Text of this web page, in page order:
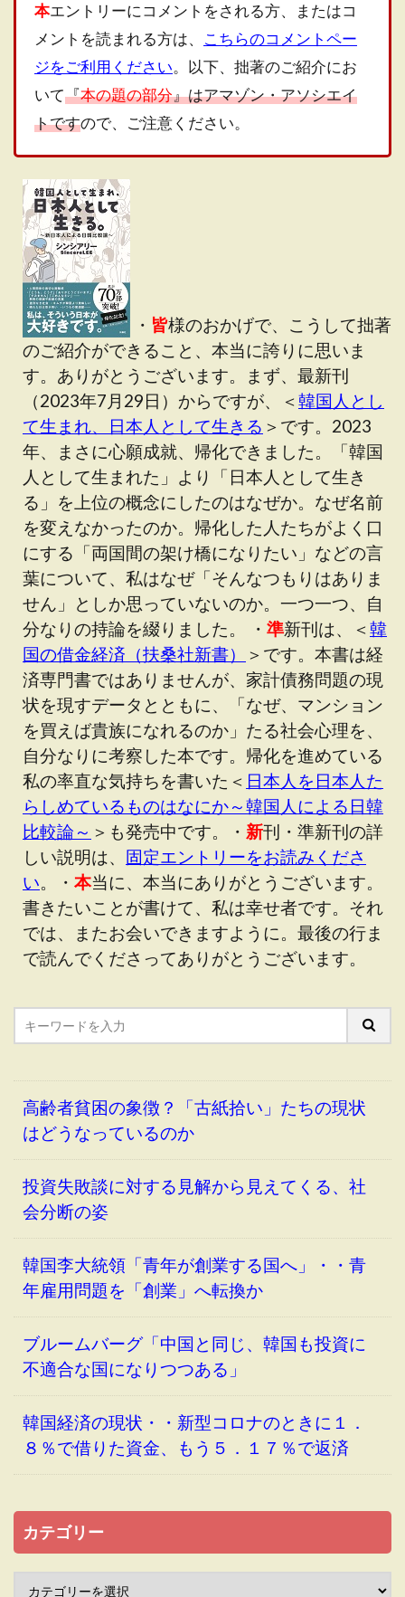
本エントリーにコメントをされる方、またはコ
メントを読まれる方は、 こちらのコメントペー
ジをご利用ください。以下、拙著のご紹介にお
いて『本の題の部分』はアマゾン・アソシエイ
トですので、ご注意ください。
・ 皆様のおかげで、こうして拙著
のご紹介ができること、本当に誇りに思いま
す。ありがとうございます。まず、最新刊
（2023年7月29日）からですが、＜韓国人とし
て生まれ、日本人として生きる ＞です。2023
年、まさに心願成就、帰化できました。「韓国
人として生まれた」より「日本人として生き
る」を上位の概念にしたのはなぜか。なぜ名前
を変えなかったのか。帰化した人たちがよく口
にする「両国間の架け橋になりたい」などの言
葉について、私はなぜ「そんなつもりはありま
せん」としか思っていないのか。一つ一つ、自
分なりの持論を綴りました。 ・ 準新刊は、＜韓
国の借金経済（扶桑社新書）
＞です。本書は経
済専門書ではありませんが、家計債務問題の現
状を現すデータとともに、「なぜ、マンション
を買えば貴族になれるのか」たる社会心理を、
自分なりに考察した本です。帰化を進めている
私の率直な気持ちを書いた＜ 日本人を日本人た
らしめているものはなにか～韓国人による日韓
比較論～ ＞も発売中です。・ 新刊・準新刊の詳
しい説明は、 固定エントリーをお読みくださ
い。・ 本当に、本当にありがとうございます。
書きたいことが書けて、私は幸せ者です。それ
では、またお会いできますように。最後の行ま
で読んでくださってありがとうございます。
高齢者貧困の象徴？「古紙拾い」たちの現状
はどうなっているのか
投資失敗談に対する見解から見えてくる、社
会分断の姿
韓国李大統領「青年が創業する国へ」・・青
年雇用問題を「創業」へ転換か
ブルームバーグ「中国と同じ、韓国も投資に
不適合な国になりつつある」
韓国経済の現状・・新型コロナのときに１．
８％で借りた資金、もう５．１７％で返済
カテゴリー